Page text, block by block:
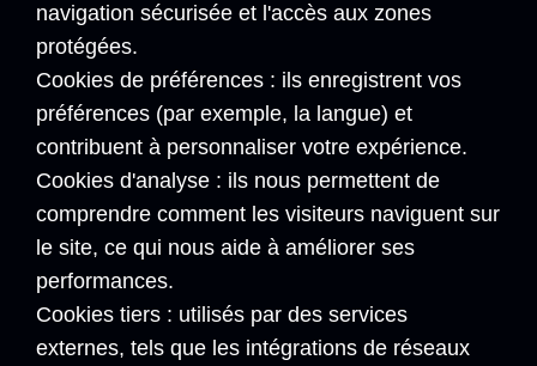
navigation sécurisée et l'accès aux zones
protégées.
Cookies de préférences : ils enregistrent vos
préférences (par exemple, la langue) et
contribuent à personnaliser votre expérience.
Cookies d'analyse : ils nous permettent de
comprendre comment les visiteurs naviguent sur
le site, ce qui nous aide à améliorer ses
performances.
Cookies tiers : utilisés par des services
externes, tels que les intégrations de réseaux